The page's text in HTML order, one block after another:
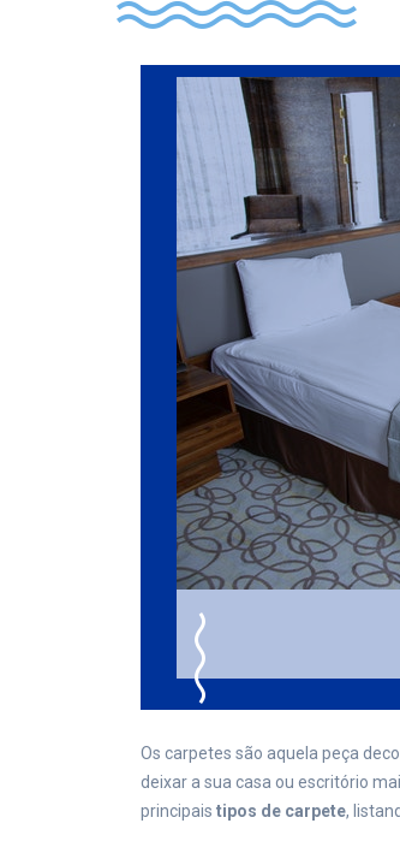
Os carpetes são aquela peça
deixar a sua casa ou escritório
principais tipos de carpete,